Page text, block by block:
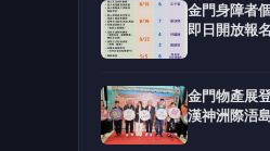
金門身障者
即日開放報名
金門物產展
漢神洲際浯